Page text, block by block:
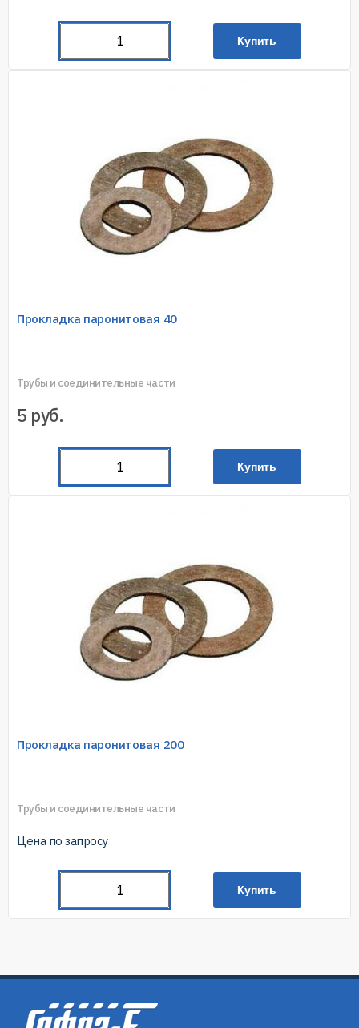
Купить
Прокладка паронитовая 40
Трубы и соединительные части
5 руб.
Купить
Прокладка паронитовая 200
Трубы и соединительные части
Цена по запросу
Купить